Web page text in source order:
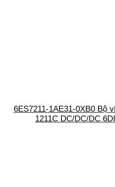
6ES7211-1AE31-0XB0 Bộ
1211C DC/DC/DC